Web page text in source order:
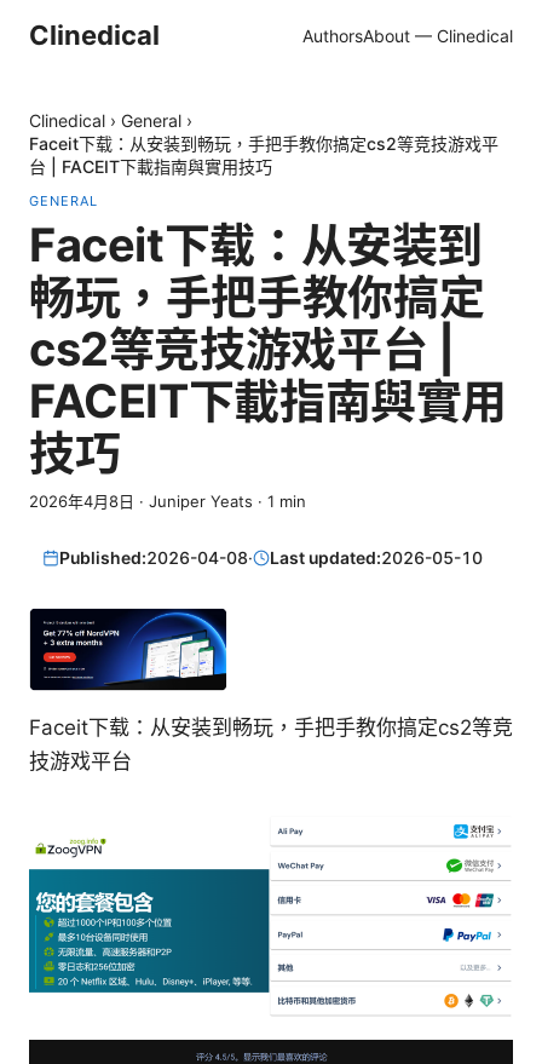
Clinedical AuthorsAbout — Clinedical
Clinedical › General ›
Faceit下载：从安装到畅玩，手把手教你搞定cs2等竞技游戏平
台 | FACEIT下載指南與實用技巧
GENERAL
Faceit下载：从安装到
畅玩，手把手教你搞定
cs2等竞技游戏平台 |
FACEIT下載指南與實用
技巧
2026年4月8日 · Juniper Yeats · 1 min
Published:2026-04-08· Last updated:2026-05-10
Faceit下载：从安装到畅玩，手把手教你搞定cs2等竞
技游戏平台